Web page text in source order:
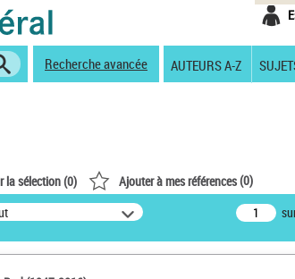
Recherche avancée AUTEURS A-Z
la sélection (0) Ajouter à mes références(0)